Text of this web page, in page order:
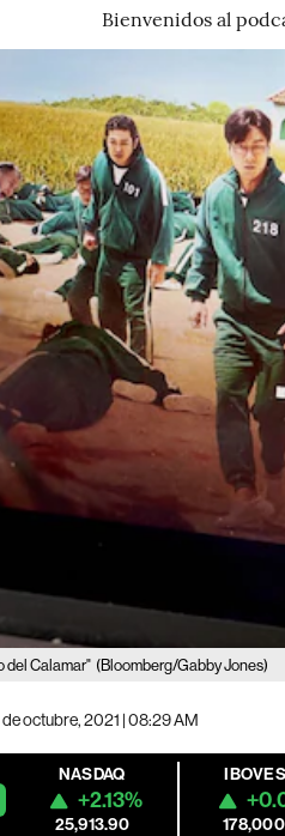
Bienvenidos al
del Calamar" (Bloomberg/Gabby Jones)
octubre, 2021 | 08:29 AM
NASDAQ
+2.13%
25,913.90